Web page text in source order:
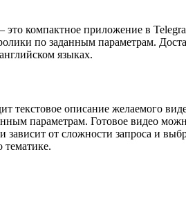
компактное приложение в
по заданным параметрам.
языках.
текстовое описание желаемого
параметрам. Готовое видео
зависит от сложности запроса и